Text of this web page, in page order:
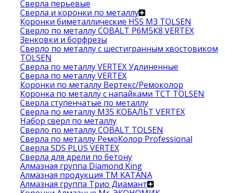
Сверла перьевые
Сверла и коронки по металлу
Коронки биметаллические HSS M3 TOLSEN
Сверло по металлу COBALT Р6М5К8 VERTEX
Зенковки и борфрезы
Сверло по металлу с шестигранным хвостовиком
TOLSEN
Сверла по металлу VERTEX Удлиненные
Сверла по металлу VERTEX
Коронки по металлу Вертекс/Ремоколор
Коронка по металлу с напайками TCT TOLSEN
Сверла ступенчатые по металлу
Сверла по металлу М35 КОБАЛЬТ VERTEX
Набор сверл по металлу
Сверло по металлу COBALT TOLSEN
Сверла по металлу РемоКолор Professional
Сверла SDS PLUS VERTEX
Сверла для дрели по бетону
Алмазная группа Diamond King
Алмазная продукция ТМ KATANA
Алмазная группа Трио Диамант